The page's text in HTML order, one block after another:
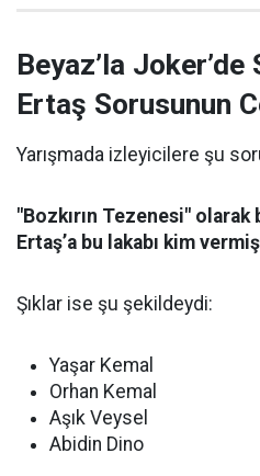
Beyaz’la
Ertaş Sorusunun
Yarışmada izleyicilere şu
"Bozkırın Tezenesi"
Ertaş’a bu lakabı kim
Şıklar ise şu şekildeydi:
Yaşar Kemal
Orhan Kemal
Aşık Veysel
Abidin Dino